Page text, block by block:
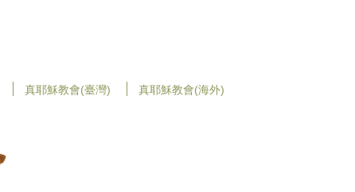
真耶穌教會(臺灣) 真耶穌教會(海外)